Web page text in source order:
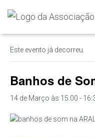
Este evento já decorreu.
Banhos de
14 de Março às 15:00 -